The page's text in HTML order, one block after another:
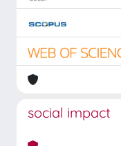
social impact